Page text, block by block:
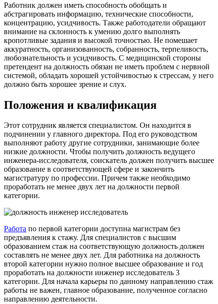
Работник должен иметь способность обобщать и
абстрагировать информацию, технические способности,
концентрацию, усидчивость. Также работодатели обращают
внимание на склонность к умению долго выполнять
кропотливые задания и высокой точностью. Не помешает
аккуратность, организованность, собранность, терпеливость,
любознательность и усидчивость. С медицинской стороны
претендент на должность обязан не иметь проблем с нервной
системой, обладать хорошей устойчивостью к стрессам, у него
должно быть хорошее зрение и слух.
Положения и квалификация
Этот сотрудник является специалистом. Он находится в
подчинении у главного директора. Под его руководством
выполняют работу другие сотрудники, занимающие более
низкие должности. Чтобы получить должность ведущего
инженера-исследователя, соискатель должен получить высшее
образование в соответствующей сфере и закончить
магистратуру по профессии. Причем также необходимо
проработать не менее двух лет на должности первой
категории.
Работа по первой категории доступна магистрам без
предъявления к стажу. Для специалистов с высшим
образованием стаж на соответствующую должность должен
составлять не менее двух лет. Для работника на должность
второй категории нужно полное высшее образование и год
проработать на должности инженер исследователь 3
категории. Для начала карьеры по данному направлению стаж
работы не важен, главное образование, полученное согласно
направлению деятельности.